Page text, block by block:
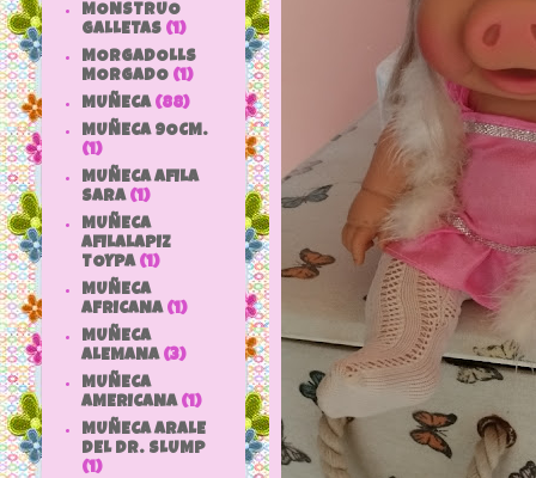
MONSTRUO
GALLETAS (1)
MORGADOLLS
MORGADO (1)
MUÑECA (88)
MUÑECA 9OCM.
(1)
MUÑECA AFILA
SARA (1)
MUÑECA
AFILALAPIZ
TOYPA (1)
MUÑECA
AFRICANA (1)
MUÑECA
ALEMANA (3)
MUÑECA
AMERICANA (1)
MUÑECA ARALE
DEL DR. SLUMP
(1)